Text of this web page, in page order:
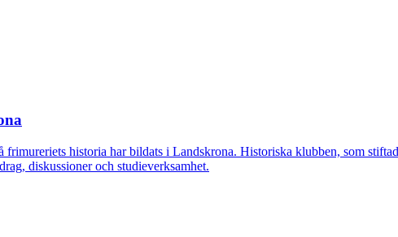
historia har bildats i Landskrona. Historiska klubben, som
diskussioner och studieverksamhet.